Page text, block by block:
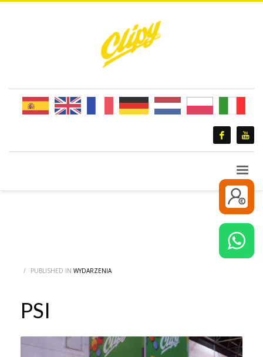
/ PUBLISHED IN WYDARZENIA
PSI